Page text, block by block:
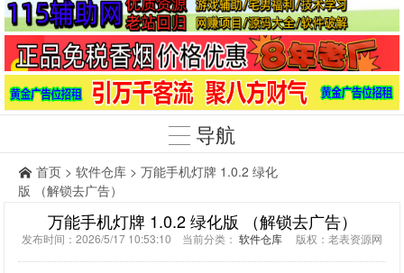
导航
首页 > 软件仓库 > 万能手机灯牌 1.0.2 绿化
版 （解锁去广告）
万能手机灯牌 1.0.2 绿化版 （解锁去广告）
发布时间：2026/5/17 10:53:10 当前分类： 软件仓库 版权：老表资源网